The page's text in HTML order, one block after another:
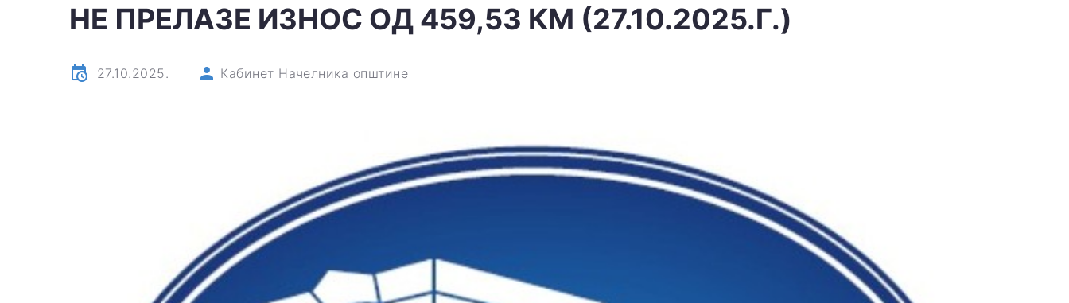
НE ПРEЛAЗЕ ИЗНOС OД 459,53 КM (27.10.2025.Г.)
27.10.2025. Кабинет Начелника општине